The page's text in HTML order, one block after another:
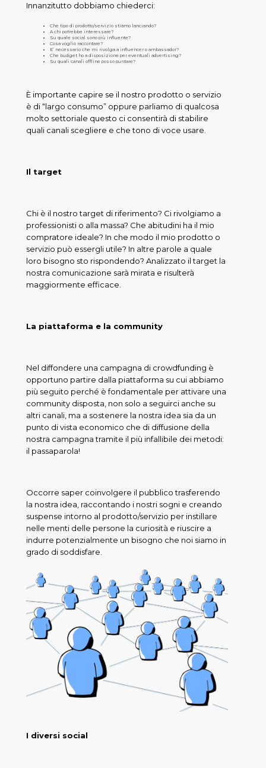
Innanzitutto dobbiamo chiederci:
Che tipo di prodotto/servizio stiamo lanciando?
A chi potrebbe interessare?
Su quale social sono più influente?
Cosa voglio raccontare?
E’ necessario che mi rivolga a influencer o ambassador?
Che budget ho a disposizione per eventuali advertising?
Su quali canali offline posso puntare?
È importante capire se il nostro prodotto o servizio
è di “largo consumo” oppure parliamo di qualcosa
molto settoriale questo ci consentirà di stabilire
quali canali scegliere e che tono di voce usare.
Il target
Chi è il nostro target di riferimento? Ci rivolgiamo a
professionisti o alla massa? Che abitudini ha il mio
compratore ideale? In che modo il mio prodotto o
servizio può essergli utile? In altre parole a quale
loro bisogno sto rispondendo? Analizzato il target la
nostra comunicazione sarà mirata e risulterà
maggiormente efficace.
La piattaforma e la community
Nel diffondere una campagna di crowdfunding è
opportuno partire dalla piattaforma su cui abbiamo
più seguito perché è fondamentale per attivare una
community disposta, non solo a seguirci anche su
altri canali, ma a sostenere la nostra idea sia da un
punto di vista economico che di diffusione della
nostra campagna tramite il più infallibile dei metodi:
il passaparola!
Occorre saper coinvolgere il pubblico trasferendo
la nostra idea, raccontando i nostri sogni e creando
suspense intorno al prodotto/servizio per instillare
nelle menti delle persone la curiosità e riuscire a
indurre potenzialmente un bisogno che noi siamo in
grado di soddisfare.
I diversi social